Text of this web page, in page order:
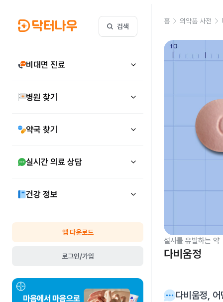
검색
비대면 진료
병원 찾기
약국 찾기
실시간 의료 상담
건강 정보
앱 다운로드
로그인/가입
홈 의약품 사전
설사를 유발하는 약
다비움정
다비움정, 어